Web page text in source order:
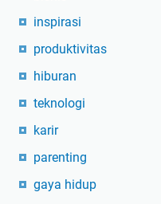
inspirasi
produktivitas
hiburan
teknologi
karir
parenting
gaya hidup